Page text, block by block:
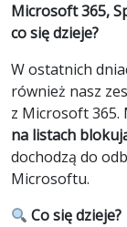
Microsoft 365,
co się dzieje?
W ostatnich
również nasz
z Microsoft 365.
na listach
dochodzą do
Microsoftu.
Co się dzieje?